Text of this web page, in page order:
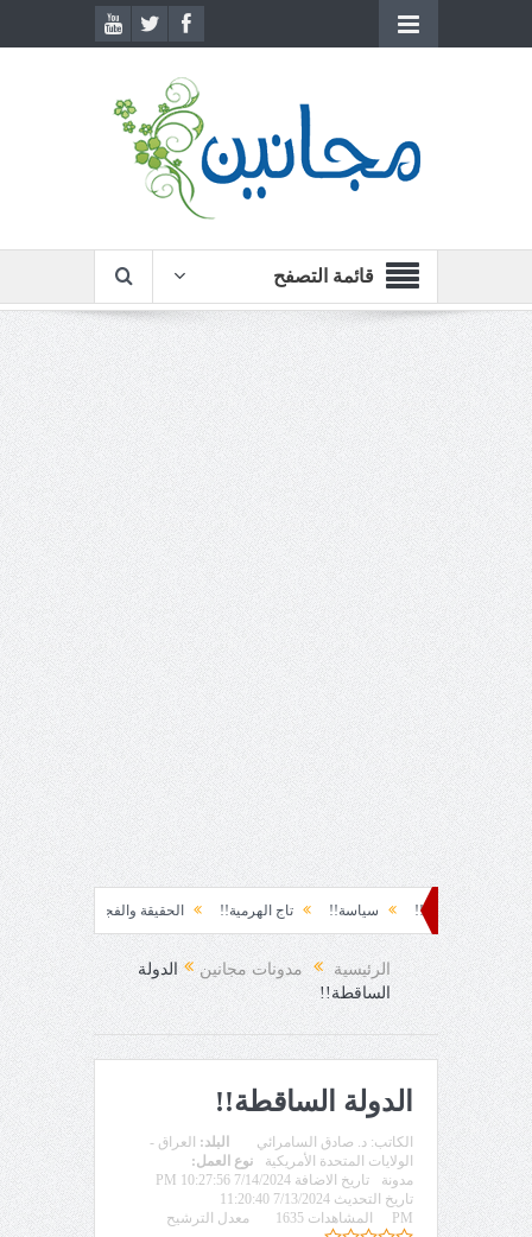
قائمة التصفح
لحظة نشوة!! سياسة!! تاج الهرمية!! الحقيقة والفجيعة!! لِقاءُ في
الفرح المفاجئ!
الرئيسية مدونات مجانين
الدولة
الساقطة!!
الدولة الساقطة!!
الكاتب: د. صادق السامرائي البلد: العراق -
الولايات المتحدة الأمريكية
نوع العمل:
مدونة
تاريخ الاضافة 7/14/2024 10:27:56 PM
تاريخ التحديث 7/13/2024 11:20:40
PM
المشاهدات 1635 معدل الترشيح